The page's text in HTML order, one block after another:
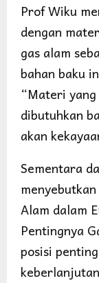
Prof Wiku
dengan
gas alam
bahan baku
“Materi
dibutuhkan
akan
Sementara
Alam dalam
Pentingnya
posisi